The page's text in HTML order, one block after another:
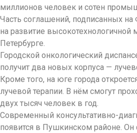
миллионов человек и сотен
Часть соглашений, подписанных
на развитие
Петербурге.
Городской онкологический
получит два новых корпуса —
Кроме того, на юге города
лучевой терапии. В нём смогут
двух тысяч человек в год.
Современный консультативно-
появится в Пушкинском районе. Он